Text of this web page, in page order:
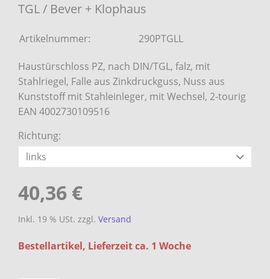
TGL / Bever + Klophaus
Artikelnummer: 290PTGLL
Haustürschloss PZ, nach DIN/TGL, falz, mit
Stahlriegel, Falle aus Zinkdruckguss, Nuss aus
Kunststoff mit Stahleinleger, mit Wechsel, 2-tourig
EAN 4002730109516
Richtung:
40,36 €
Inkl. 19 % USt. zzgl. Versand
Bestellartikel, Lieferzeit ca. 1 Woche